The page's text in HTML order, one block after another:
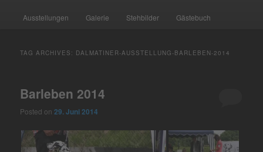
Ausstellungen Galerie Stehbilder Gästebuch
TAG ARCHIVES: DALMATINER-AUSSTELLUNG-BARLEBEN-2014
Barleben 2014
Posted on29. Juni 2014